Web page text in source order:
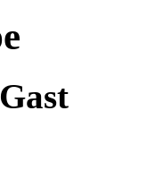
Gast